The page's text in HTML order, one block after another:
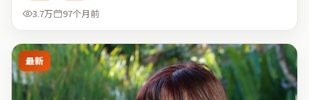
3.7万
97个月前
最新